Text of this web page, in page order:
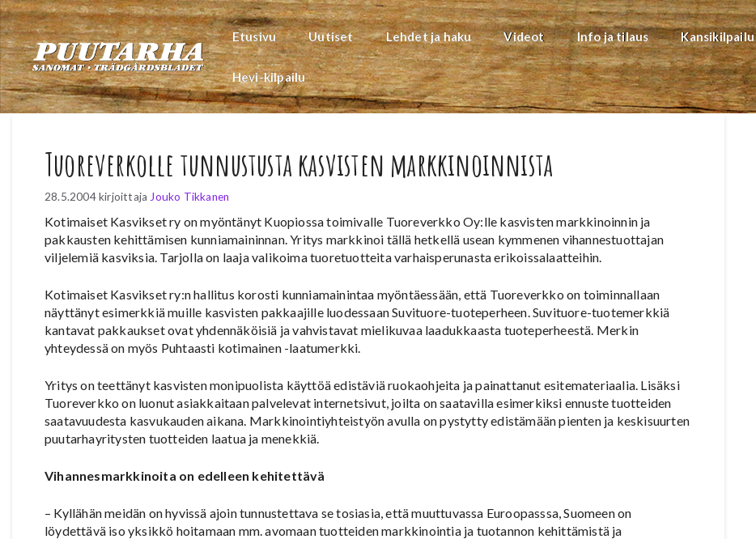
Siirry
sisältöön
Etusivu Uutiset Lehdet ja haku Videot Info ja tilaus Kansikilpailu
Hevi-kilpailu
Tuoreverkolle tunnustusta kasvisten markkinoinnista
28.5.2004 kirjoittaja Jouko Tikkanen
Kotimaiset Kasvikset ry on myöntänyt Kuopiossa toimivalle Tuoreverkko Oy:lle kasvisten markkinoinnin ja
pakkausten kehittämisen kunniamaininnan. Yritys markkinoi tällä hetkellä usean kymmenen vihannestuottajan
viljelemiä kasviksia. Tarjolla on laaja valikoima tuoretuotteita varhaisperunasta erikoissalaatteihin.
Kotimaiset Kasvikset ry:n hallitus korosti kunniamainintaa myöntäessään, että Tuoreverkko on toiminnallaan
näyttänyt esimerkkiä muille kasvisten pakkaajille luodessaan Suvituore-tuoteperheen. Suvituore-tuotemerkkiä
kantavat pakkaukset ovat yhdennäköisiä ja vahvistavat mielikuvaa laadukkaasta tuoteperheestä. Merkin
yhteydessä on myös Puhtaasti kotimainen -laatumerkki.
Yritys on teettänyt kasvisten monipuolista käyttöä edistäviä ruokaohjeita ja painattanut esitemateriaalia. Lisäksi
Tuoreverkko on luonut asiakkaitaan palvelevat internetsivut, joilta on saatavilla esimerkiksi ennuste tuotteiden
saatavuudesta kasvukauden aikana. Markkinointiyhteistyön avulla on pystytty edistämään pienten ja keskisuurten
puutarhayritysten tuotteiden laatua ja menekkiä.
Vihannesmarkkinoita on edelleen kehitettävä
– Kyllähän meidän on hyvissä ajoin tunnustettava se tosiasia, että muuttuvassa Euroopasssa, Suomeen on
löydettävä iso yksikkö hoitamaan mm. avomaan tuotteiden markkinointia ja tuotannon kehittämistä ja